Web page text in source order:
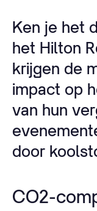
Ken je het
het Hilton
krijgen de
impact op
van hun
door
CO2-